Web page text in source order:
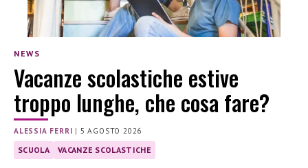
NEWS
Vacanze scolastiche estive
troppo lunghe, che cosa fare?
ALESSIA FERRI | 5 AGOSTO 2026
SCUOLA VACANZE SCOLASTICHE